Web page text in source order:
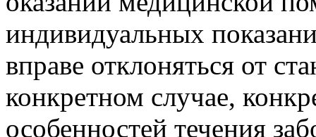
индивидуальных
вправе отклоняться от
конкретном случае,
особенностей течения